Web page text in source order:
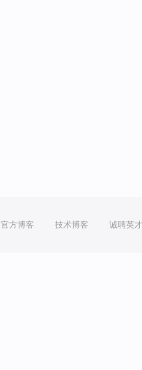
官方博客 技术博客 诚聘英才